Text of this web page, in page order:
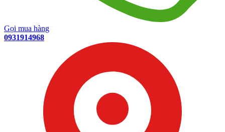
Gọi mua hàng
0931914968